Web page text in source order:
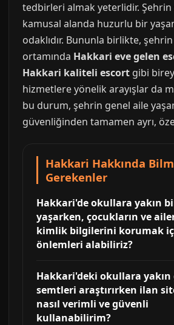
tedbirleri almak yeterlidir. Şehrin
kamusal alanda huzurlu bir
odaklıdır. Bununla birlikte,
ortamında Hakkari eve gelen
Hakkari kaliteli escort gibi
hizmetlere yönelik arayışlar da
bu durum, şehrin genel aile
güvenliğinden tamamen ayrı,
Hakkari Hakkında
Gerekenler
Hakkari'de okullara yakın
yaşarken, çocukların ve
kimlik bilgilerini korumak
önlemleri alabiliriz?
Hakkari'deki okullara
semtleri araştırırken ilan
nasıl verimli ve güvenli
kullanabilirim?